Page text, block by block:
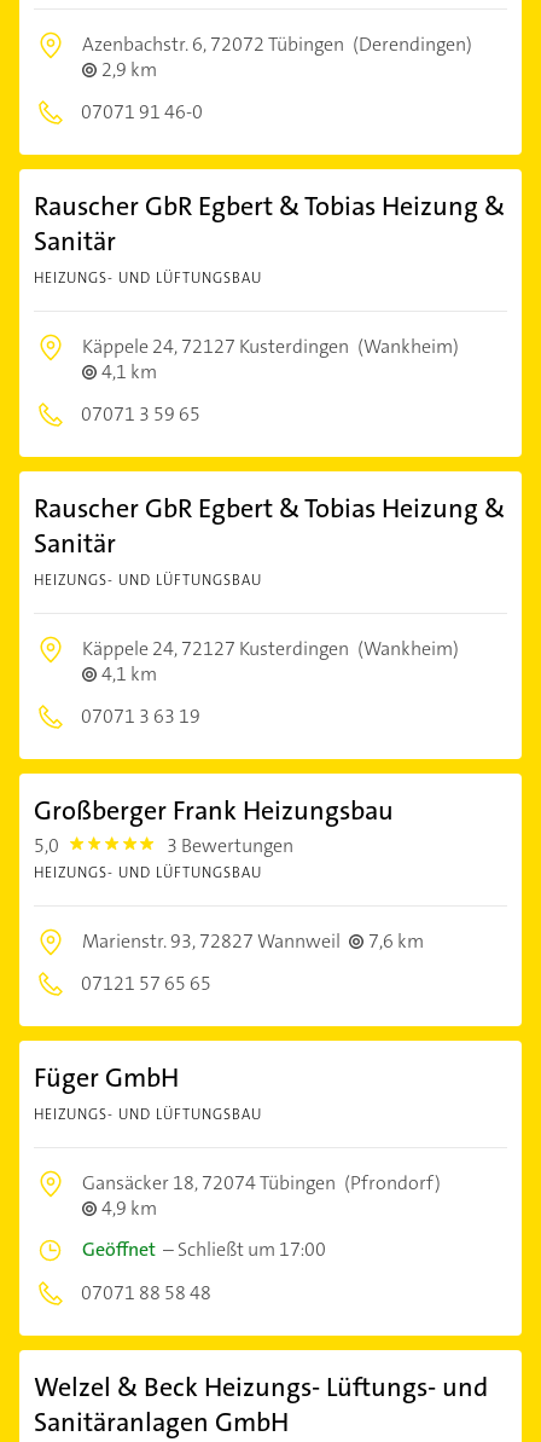
Azenbachstr. 6,72072 Tübingen (Derendingen)
2,9 km
07071 91 46-0
Rauscher GbR Egbert & Tobias Heizung &
Sanitär
HEIZUNGS- UND LÜFTUNGSBAU
Käppele 24,72127 Kusterdingen (Wankheim)
4,1 km
07071 3 59 65
Rauscher GbR Egbert & Tobias Heizung &
Sanitär
HEIZUNGS- UND LÜFTUNGSBAU
Käppele 24,72127 Kusterdingen (Wankheim)
4,1 km
07071 3 63 19
Großberger Frank Heizungsbau
5,0 5.0 3 Bewertungen
HEIZUNGS- UND LÜFTUNGSBAU
Marienstr. 93,72827 Wannweil
7,6 km
07121 57 65 65
Füger GmbH
HEIZUNGS- UND LÜFTUNGSBAU
Gansäcker 18,72074 Tübingen (Pfrondorf)
4,9 km
Geöffnet –Schließt um 17:00
07071 88 58 48
Welzel & Beck Heizungs- Lüftungs- und
Sanitäranlagen GmbH